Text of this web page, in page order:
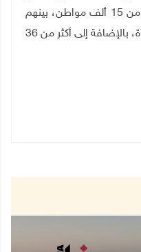
المحاصر، أسفر عن استشهاد أكثر من 15 ألف مواطن، بينهم
6150 طفلا، وأكثر من 4 آلاف امرأة، بالإضافة إلى أكثر من 36